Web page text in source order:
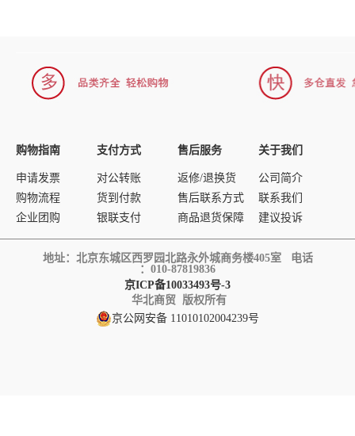
购物指南
申请发票
购物流程
企业团购
支付方式
对公转账
货到付款
银联支付
售后服务
返修/退换货
售后联系方式
商品退货保障
关于我们
公司简介
联系我们
建议投诉
地址：北京东城区西罗园北路永外城商务楼405室 电话
：010-87819836
京ICP备10033493号-3
华北商贸 版权所有
京公网安备 11010102004239号